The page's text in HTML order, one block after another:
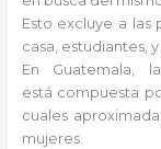
Esto excluye a las
casa, estudiantes,
En Guatemala,
está compuesta
cuales
mujeres.